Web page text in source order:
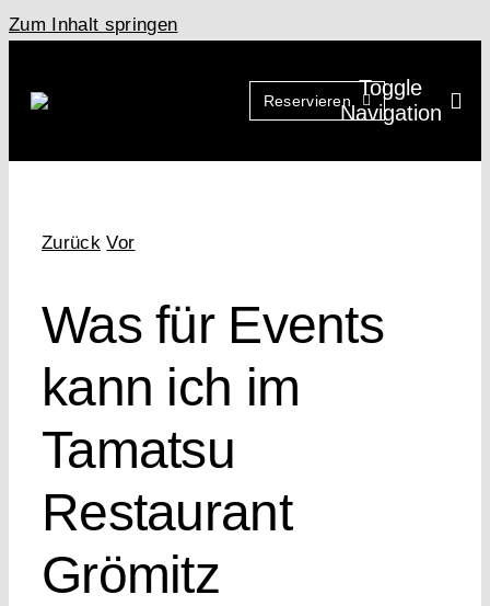
Zum Inhalt springen
Reservieren
Toggle
Navigation
Zurück Vor
Was für Events
kann ich im
Tamatsu
Restaurant
Grömitz